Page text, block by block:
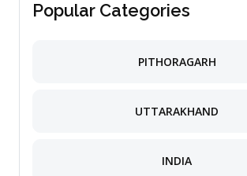
Popular Categories
PITHORAGARH
UTTARAKHAND
INDIA